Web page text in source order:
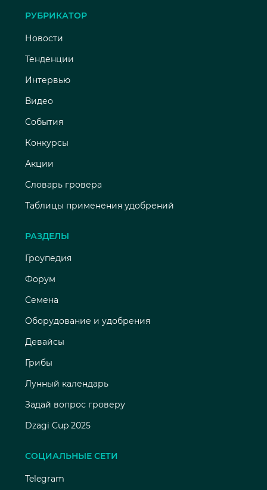
РУБРИКАТОР
Новости
Тенденции
Интервью
Видео
События
Конкурсы
Акции
Словарь гровера
Таблицы применения удобрений
РАЗДЕЛЫ
Гроупедия
Форум
Семена
Оборудование и удобрения
Девайсы
Грибы
Лунный календарь
Задай вопрос гроверу
Dzagi Cup 2025
СОЦИАЛЬНЫЕ СЕТИ
Telegram